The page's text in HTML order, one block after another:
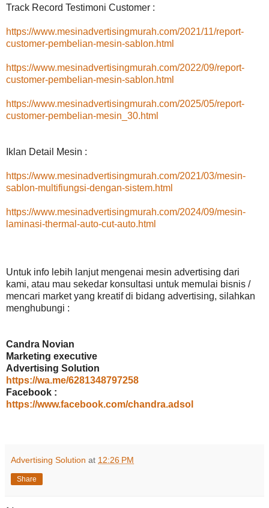
Track Record Testimoni Customer :
https://www.mesinadvertisingmurah.com/2021/11/report-
customer-pembelian-mesin-sablon.html
https://www.mesinadvertisingmurah.com/2022/09/report-
customer-pembelian-mesin-sablon.html
https://www.mesinadvertisingmurah.com/2025/05/report-
customer-pembelian-mesin_30.html
Iklan Detail Mesin :
https://www.mesinadvertisingmurah.com/2021/03/mesin-
sablon-multifiungsi-dengan-sistem.html
https://www.mesinadvertisingmurah.com/2024/09/mesin-
laminasi-thermal-auto-cut-auto.html
Untuk info lebih lanjut mengenai mesin advertising dari
kami, atau mau sekedar konsultasi untuk memulai bisnis /
mencari market yang kreatif di bidang advertising, silahkan
menghubungi :
Candra Novian
Marketing executive
Advertising Solution
https://wa.me/6281348797258
Facebook :
https://www.facebook.com/chandra.adsol
Advertising Solution at 12:26 PM
Share